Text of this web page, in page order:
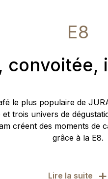
E8
convoitée,
le plus populaire de
trois univers de
créent des moments de
grâce à la E8.
Lire la suite